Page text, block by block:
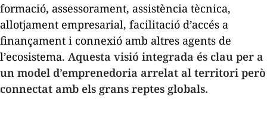
formació, assessorament, assistència tècnica,
allotjament empresarial, facilitació d’accés a
finançament i connexió amb altres agents de
l’ecosistema. Aquesta visió integrada és clau per a
un model d’emprenedoria arrelat al territori però
connectat amb els grans reptes globals.